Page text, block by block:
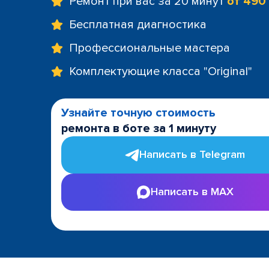
Бесплатная диагностика
Профессиональные мастера
Комплектующие класса "Original"
Узнайте точную стоимость
ремонта в боте за 1 минуту
Написать в Telegram
Написать в MAX